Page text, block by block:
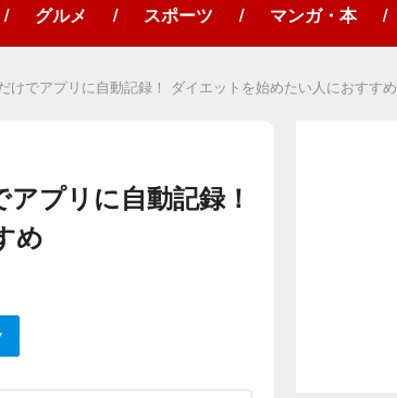
グルメ スポーツ マンガ・本
けでアプリに自動記録！ ダイエットを始めたい人におすすめ
プリに自動記録！
め